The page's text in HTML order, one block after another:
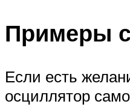
Примеры
Если есть
осциллятор